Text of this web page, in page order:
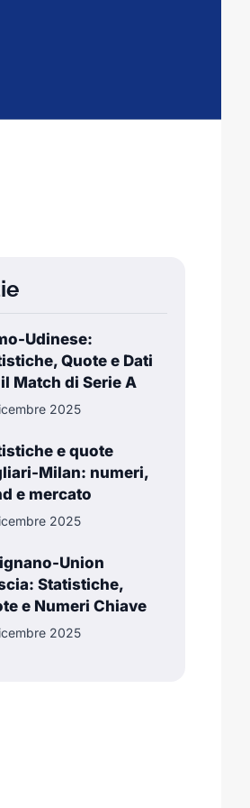
Udinese:
Quote e Dati
Match di Serie A
2025
e quote
Milan: numeri,
e mercato
2025
Union
Statistiche,
e Numeri Chiave
2025